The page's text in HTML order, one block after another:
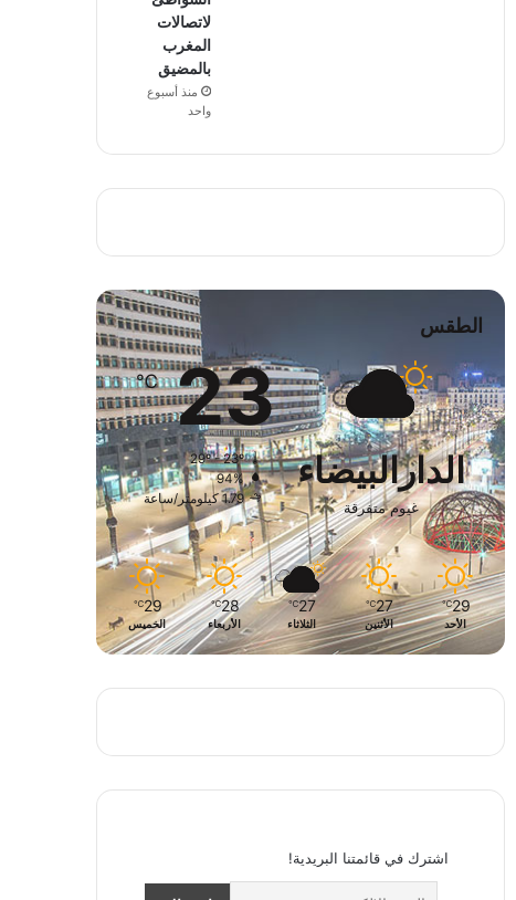
لاتصالات
المغرب
بالمضيق
منذ أسبوع
واحد
الطقس
الدارالبيضاء
غيوم متفرقة
23
℃
29º - 23º
94%
1.79 كيلومتر/ساعة
29
℃
الأحد
27
℃
الأثنين
27
℃
الثلاثاء
28
℃
الأربعاء
29
℃
الخميس
اشترك في قائمتنا البريدية!